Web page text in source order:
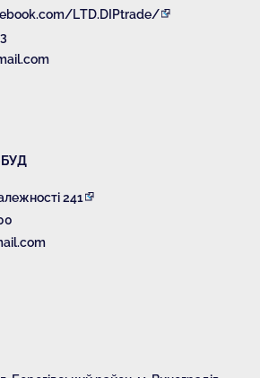
LTD.DIPtrade/
241